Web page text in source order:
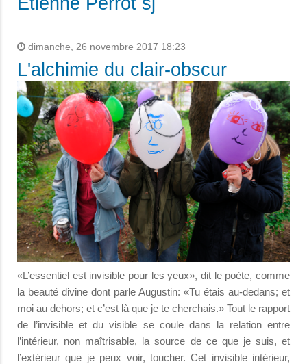
dimanche, 26 novembre 2017 18:23
L'alchimie du clair-obscur
«L’essentiel est invisible pour les yeux», dit le poète, comme
la beauté divine dont parle Augustin: «Tu étais au-dedans; et
moi au dehors; et c’est là que je te cherchais.» Tout le rapport
de l’invisible et du visible se coule dans la relation entre
l’intérieur, non maîtrisable, la source de ce que je suis, et
l’extérieur que je peux voir, toucher. Cet invisible intérieur,